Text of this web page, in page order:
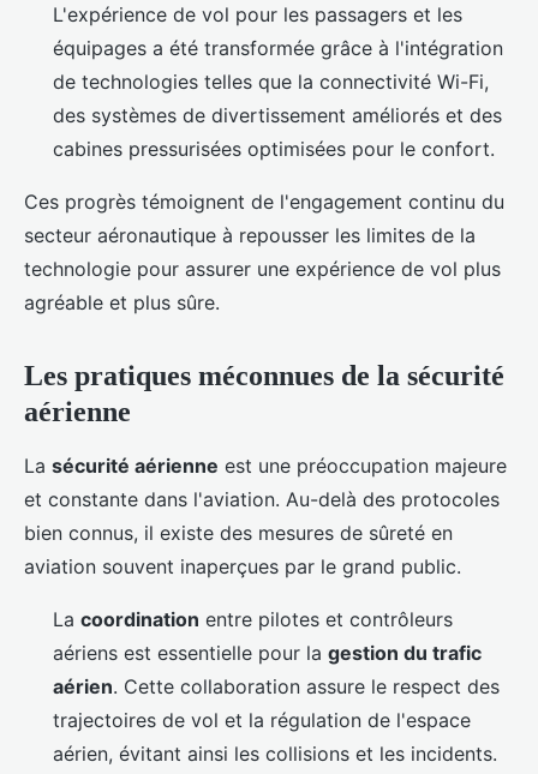
L'expérience de vol pour les passagers et les
équipages a été transformée grâce à l'intégration
de technologies telles que la connectivité Wi-Fi,
des systèmes de divertissement améliorés et des
cabines pressurisées optimisées pour le confort.
Ces progrès témoignent de l'engagement continu du
secteur aéronautique à repousser les limites de la
technologie pour assurer une expérience de vol plus
agréable et plus sûre.
Les pratiques méconnues de la sécurité
aérienne
La sécurité aérienne est une préoccupation majeure
et constante dans l'aviation. Au-delà des protocoles
bien connus, il existe des mesures de sûreté en
aviation souvent inaperçues par le grand public.
La coordination entre pilotes et contrôleurs
aériens est essentielle pour la gestion du trafic
aérien. Cette collaboration assure le respect des
trajectoires de vol et la régulation de l'espace
aérien, évitant ainsi les collisions et les incidents.